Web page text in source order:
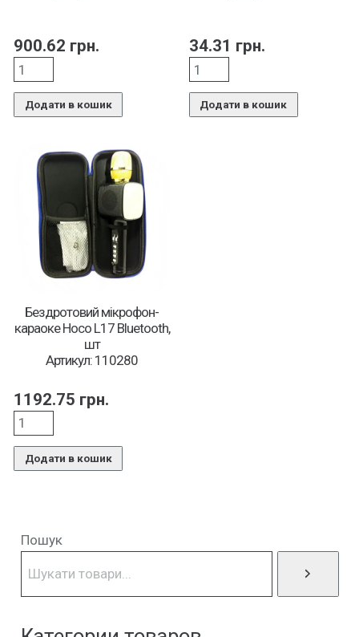
900.62 грн.
Додати в кошик
34.31 грн.
Додати в кошик
Бездротовий мікрофон-
караоке Hoco L17 Bluetooth,
шт
Артикул: 110280
1192.75 грн.
Додати в кошик
Пошук